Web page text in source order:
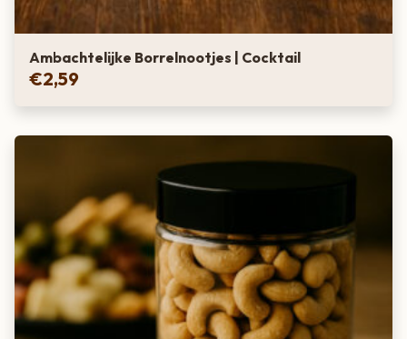
Ambachtelijke Borrelnootjes | Cocktail
€2,59